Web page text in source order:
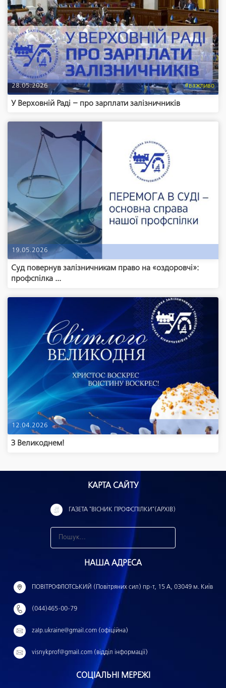
28.05.2026 #важливо
У Верховній Раді – про зарплати залізничників
19.05.2026
Суд повернув залізничникам право на «оздоровчі»:
профспілка ...
12.04.2026
З Великоднем!
КАРТА САЙТУ
ГАЗЕТА "ВІСНИК ПРОФСПІЛКИ"(АРХІВ)
н
й
:
НАША АДРЕСА
ПОВІТРОФЛОТСЬКИЙ (Повітряних сил) пр-т, 15 А, 03049 м. Київ
(044)465-00-79
zalp.ukraine@gmail.com (офіційна)
visnykprof@gmail.com (відділ інформації)
СОЦІАЛЬНІ МЕРЕЖІ